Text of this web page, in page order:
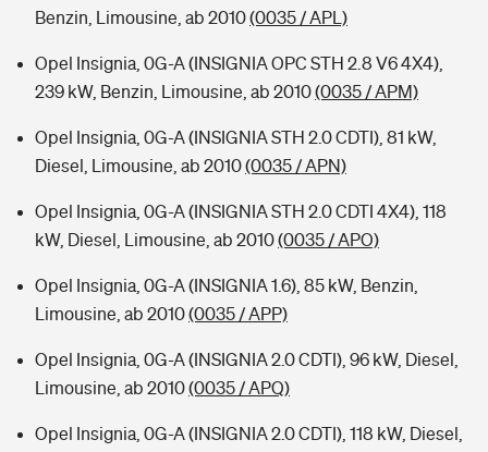
Benzin, Limousine, ab 2010(0035 / APL)
Opel Insignia, 0G-A (INSIGNIA OPC STH 2.8 V6 4X4),
239 kW, Benzin, Limousine, ab 2010(0035 / APM)
Opel Insignia, 0G-A (INSIGNIA STH 2.0 CDTI), 81 kW,
Diesel, Limousine, ab 2010(0035 / APN)
Opel Insignia, 0G-A (INSIGNIA STH 2.0 CDTI 4X4), 118
kW, Diesel, Limousine, ab 2010(0035 / APO)
Opel Insignia, 0G-A (INSIGNIA 1.6), 85 kW, Benzin,
Limousine, ab 2010(0035 / APP)
Opel Insignia, 0G-A (INSIGNIA 2.0 CDTI), 96 kW, Diesel,
Limousine, ab 2010(0035 / APQ)
Opel Insignia, 0G-A (INSIGNIA 2.0 CDTI), 118 kW, Diesel,